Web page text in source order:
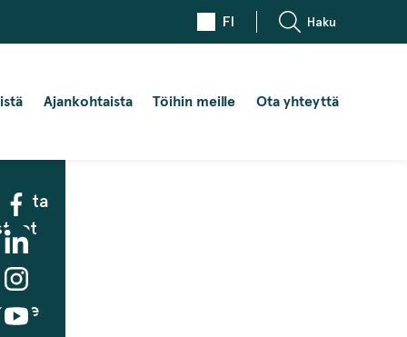
FI Haku
Ajankohtaista Töihin meille Ota yhteyttä